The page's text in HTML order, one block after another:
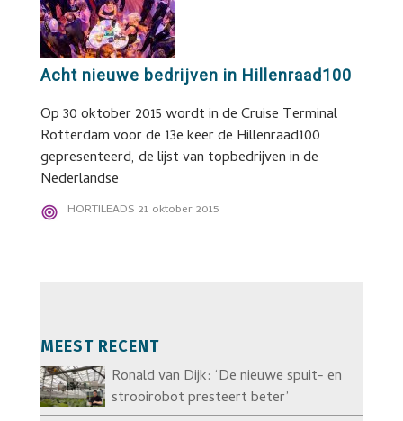
Acht nieuwe bedrijven in Hillenraad100
Op 30 oktober 2015 wordt in de Cruise Terminal
Rotterdam voor de 13e keer de Hillenraad100
gepresenteerd, de lijst van topbedrijven in de
Nederlandse
HORTILEADS 21 oktober 2015
MEEST RECENT
Ronald van Dijk: ‘De nieuwe spuit- en
strooirobot presteert beter’